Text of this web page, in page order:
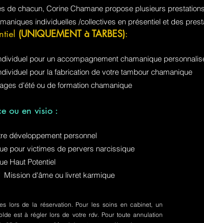
de chacun, Corine Chamane propose plusieurs
individuelles /collectives en présentiel et des
(UNIQUEMENT à TARBES):
pour un accompagnement chamanique
pour la fabrication de votre tambour chamanique
d'été ou de formation chamanique
ou en visio :
développement personnel
pour victimes de pervers narcissique
Haut Potentiel
Mission d'âme ou livret karmique
lors de la réservation. Pour les soins en cabinet, un
est à régler lors de votre rdv. Pour toute annulation